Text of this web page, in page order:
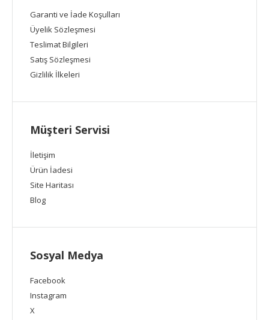
Garanti ve İade Koşulları
Üyelik Sözleşmesi
Teslimat Bilgileri
Satış Sözleşmesi
Gizlilik İlkeleri
Müşteri Servisi
İletişim
Ürün İadesi
Site Haritası
Blog
Sosyal Medya
Facebook
Instagram
X